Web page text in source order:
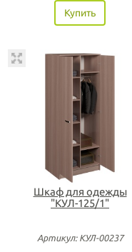
Купить
Шкаф для одежды
"КУЛ-125/1"
Артикул: КУЛ-00237